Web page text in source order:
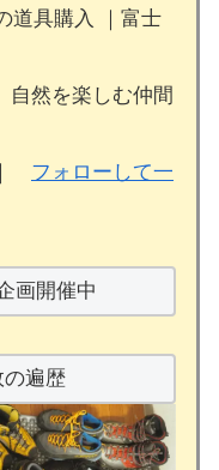
道具購入 ｜富士
自然を楽しむ仲間
フォローして一
画開催中
の遍歴